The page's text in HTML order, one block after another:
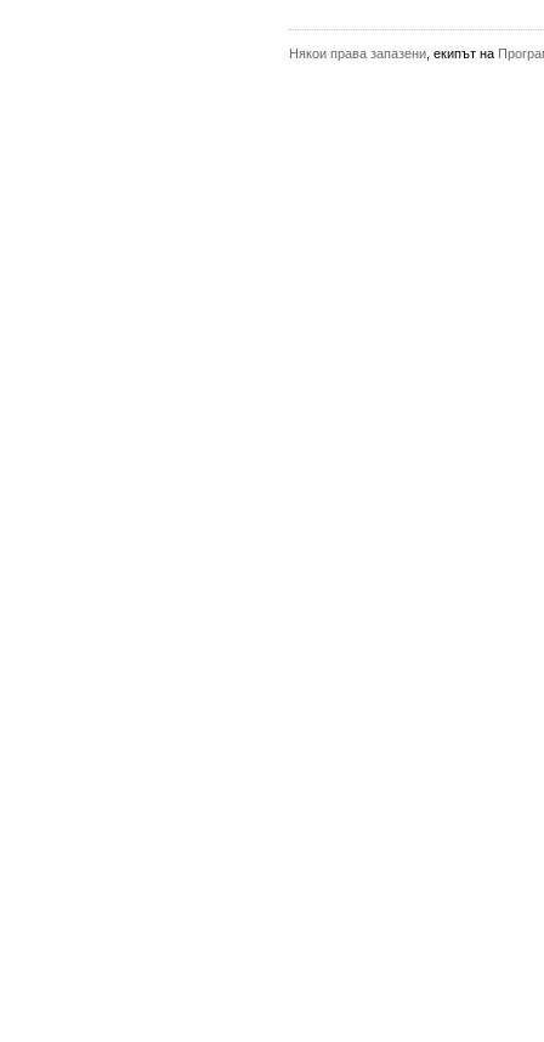
Някои права запазени, екипът на